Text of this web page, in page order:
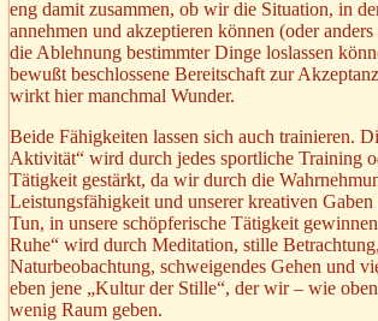
eng damit zusammen, ob wir die Situation, in
annehmen und akzeptieren können (oder
die Ablehnung bestimmter Dinge loslassen
bewußt beschlossene Bereitschaft zur
wirkt hier manchmal Wunder.
Beide Fähigkeiten lassen sich auch trainieren.
Aktivität“ wird durch jedes sportliche Training
Tätigkeit gestärkt, da wir durch die
Leistungsfähigkeit und unserer kreativen
Tun, in unsere schöpferische Tätigkeit
Ruhe“ wird durch Meditation, stille Betrachtung,
Naturbeobachtung, schweigendes Gehen und
eben jene „Kultur der Stille“, der wir – wie
wenig Raum geben.